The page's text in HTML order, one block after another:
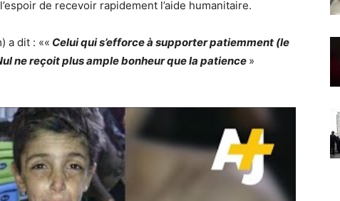
de recevoir rapidement l’aide humanitaire.
a dit : «« Celui qui s’efforce à supporter patiemment (le
ne reçoit plus ample bonheur que la patience »